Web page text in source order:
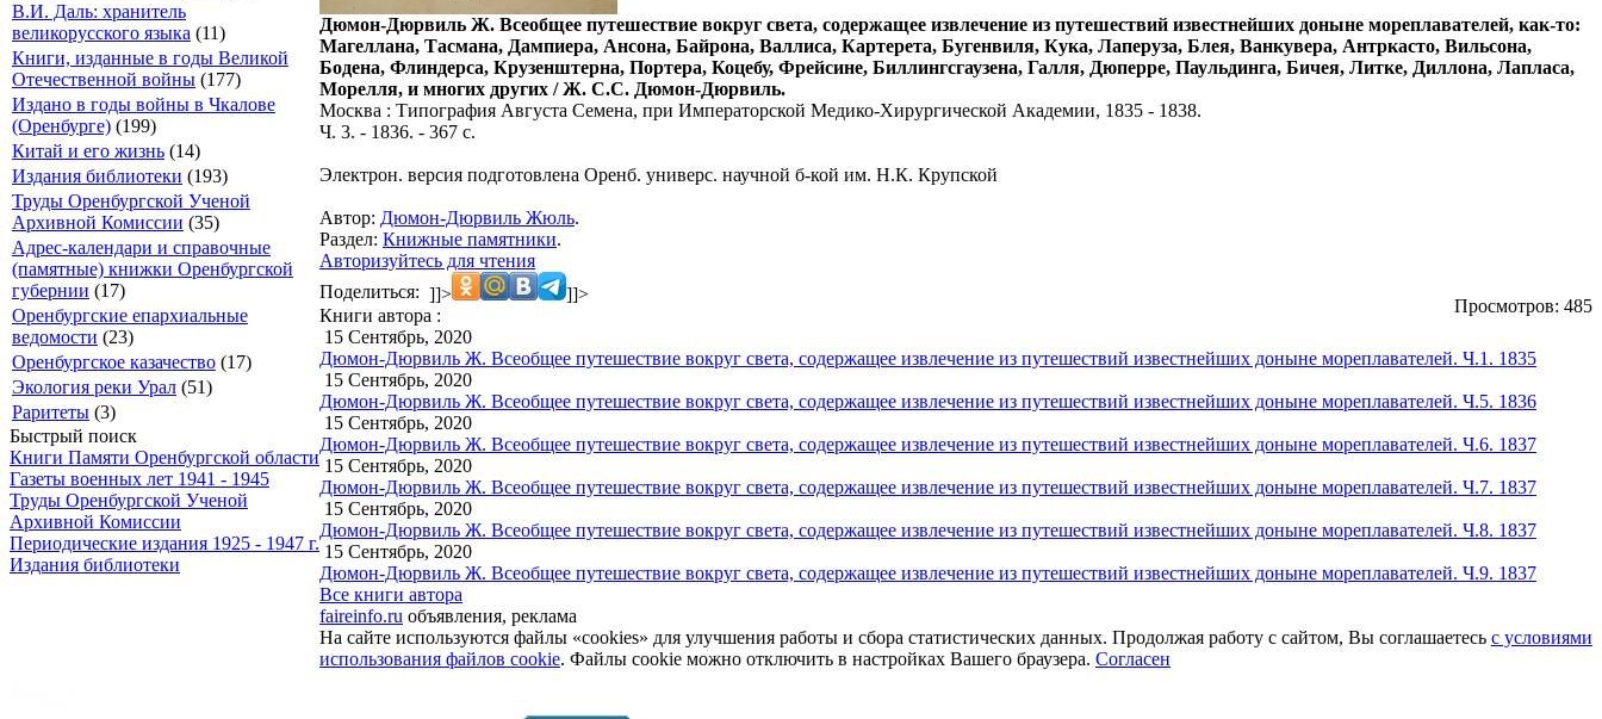
В.И. Даль: хранитель
великорусского языка (11)
Книги, изданные в годы Великой
Отечественной войны (177)
Издано в годы войны в Чкалове
(Оренбурге) (199)
Китай и его жизнь (14)
Издания библиотеки (193)
Труды Оренбургской Ученой
Архивной Комиссии (35)
Адрес-календари и справочные
(памятные) книжки Оренбургской
губернии (17)
Оренбургские епархиальные
ведомости (23)
Оренбургское казачество (17)
Экология реки Урал (51)
Раритеты (3)
Быстрый поиск
Книги Памяти Оренбургской области
Газеты военных лет 1941 - 1945
Труды Оренбургской Ученой
Архивной Комиссии
Периодические издания 1925 - 1947 г.
Издания библиотеки
Дюмон-Дюрвиль Ж. Всеобщее путешествие вокруг света, содержащее извлечение из путешествий известнейших доныне мореплавателей, как-то:
Магеллана, Тасмана, Дампиера, Ансона, Байрона, Валлиса, Картерета, Бугенвиля, Кука, Лаперуза, Блея, Ванкувера, Антркасто, Вильсона,
Бодена, Флиндерса, Крузенштерна, Портера, Коцебу, Фрейсине, Биллингсгаузена, Галля, Дюперре, Паульдинга, Бичея, Литке, Диллона, Лапласа,
Морелля, и многих других / Ж. С.С. Дюмон-Дюрвиль.
Москва : Типография Августа Семена, при Императорской Медико-Хирургической Академии, 1835 - 1838.
Ч. 3. - 1836. - 367 с.
Электрон. версия подготовлена Оренб. универс. научной б-кой им. Н.К. Крупской
Автор: Дюмон-Дюрвиль Жюль.
Раздел: Книжные памятники.
Авторизуйтесь для чтения
Просмотров: 485
Поделиться: ]]>
]]>
Книги автора :
15 Сентябрь, 2020
Дюмон-Дюрвиль Ж. Всеобщее путешествие вокруг света, содержащее извлечение из путешествий известнейших доныне мореплавателей. Ч.1. 1835
15 Сентябрь, 2020
Дюмон-Дюрвиль Ж. Всеобщее путешествие вокруг света, содержащее извлечение из путешествий известнейших доныне мореплавателей. Ч.5. 1836
15 Сентябрь, 2020
Дюмон-Дюрвиль Ж. Всеобщее путешествие вокруг света, содержащее извлечение из путешествий известнейших доныне мореплавателей. Ч.6. 1837
15 Сентябрь, 2020
Дюмон-Дюрвиль Ж. Всеобщее путешествие вокруг света, содержащее извлечение из путешествий известнейших доныне мореплавателей. Ч.7. 1837
15 Сентябрь, 2020
Дюмон-Дюрвиль Ж. Всеобщее путешествие вокруг света, содержащее извлечение из путешествий известнейших доныне мореплавателей. Ч.8. 1837
15 Сентябрь, 2020
Дюмон-Дюрвиль Ж. Всеобщее путешествие вокруг света, содержащее извлечение из путешествий известнейших доныне мореплавателей. Ч.9. 1837
Все книги автора
faireinfo.ru объявления, реклама
На сайте используются файлы «cookies» для улучшения работы и сбора статистических данных. Продолжая работу с сайтом, Вы соглашаетесь с условиями
использования файлов cookie. Файлы cookie можно отключить в настройках Вашего браузера. Согласен